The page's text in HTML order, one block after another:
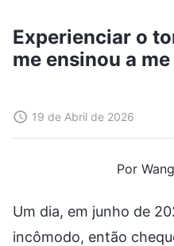
Experienciar o
me ensinou a
19 de Abril de 2026
Por
Um dia, em junho de
incômodo, então